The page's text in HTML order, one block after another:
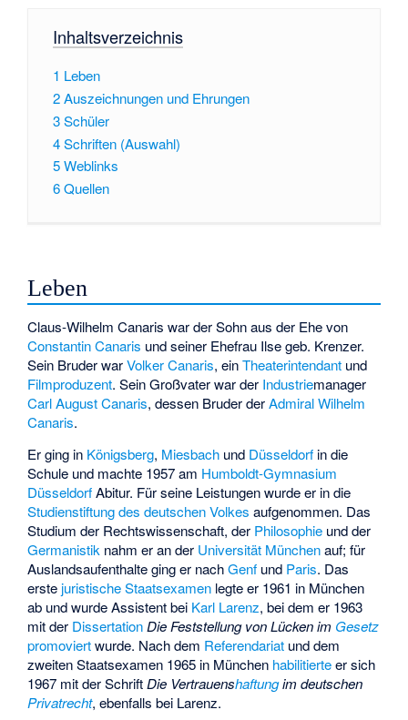
Inhaltsverzeichnis
1 Leben
2Auszeichnungen und Ehrungen
3Schüler
4Schriften (Auswahl)
5Weblinks
6Quellen
Leben
Claus-Wilhelm Canaris war der Sohn aus der Ehe von
Constantin Canaris und seiner Ehefrau Ilse geb. Krenzer.
Sein Bruder warVolker Canaris, einTheaterintendant und
Filmproduzent. Sein Großvater war der Industriemanager
Carl August Canaris, dessen Bruder derAdmiral Wilhelm
Canaris.
Er ging in Königsberg, Miesbach und Düsseldorf in die
Schule und machte 1957 am Humboldt-Gymnasium
DüsseldorfAbitur. Für seine Leistungen wurde er in die
Studienstiftung des deutschen Volkes aufgenommen. Das
Studium der Rechtswissenschaft, der Philosophie und der
Germanistik nahm er an der Universität Münchenauf; für
Auslandsaufenthalte ging er nachGenf und Paris. Das
erste juristische Staatsexamen legte er 1961 in München
ab und wurde Assistent bei Karl Larenz, bei dem er 1963
mit der Dissertation Die Feststellung von Lücken im Gesetz
promoviertwurde. Nach dem Referendariat und dem
zweiten Staatsexamen 1965 in München habilitierteer sich
1967 mit der SchriftDie Vertrauenshaftungim deutschen
Privatrecht, ebenfalls bei Larenz.